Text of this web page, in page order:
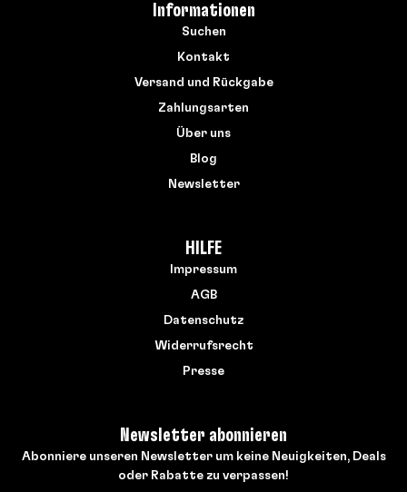
Informationen
Suchen
Kontakt
Versand und Rückgabe
Zahlungsarten
Über uns
Blog
Newsletter
HILFE
Impressum
AGB
Datenschutz
Widerrufsrecht
Presse
Newsletter abonnieren
Abonniere unseren Newsletter um keine Neuigkeiten, Deals
oder Rabatte zu verpassen!